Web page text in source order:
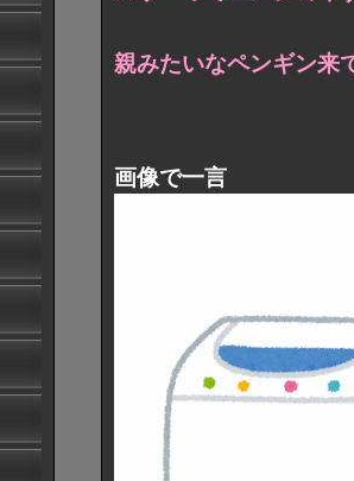
親みたいなペンギン来
画像で一言